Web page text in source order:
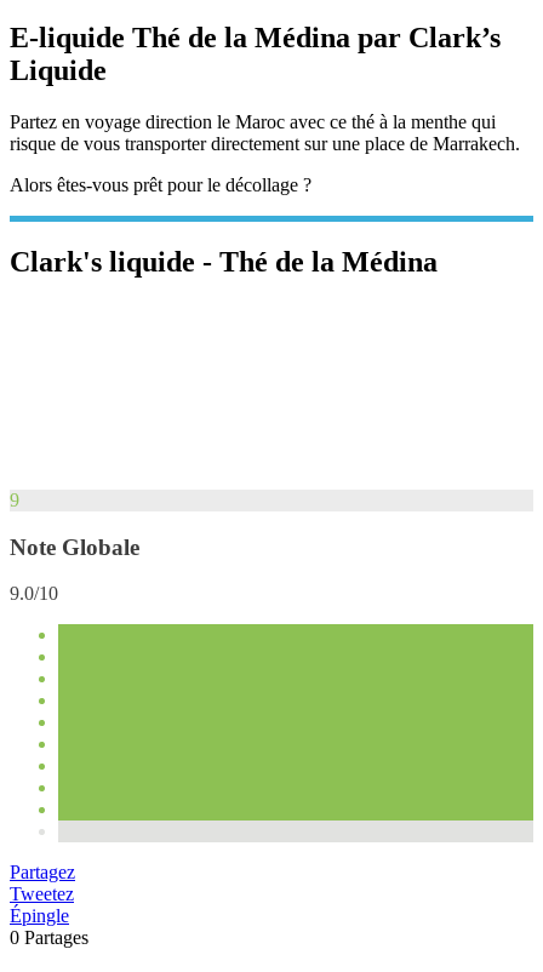
E-liquide Thé de la Médina par Clark’s
Liquide
Partez en voyage direction le Maroc avec ce thé à la menthe qui
risque de vous transporter directement sur une place de Marrakech.
Alors êtes-vous prêt pour le décollage ?
Clark's liquide - Thé de la Médina
9
Note Globale
9.0/10
Partagez
Tweetez
Épingle
0 Partages